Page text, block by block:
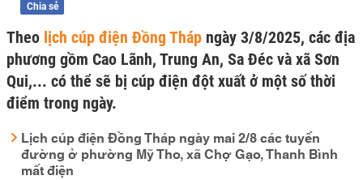
Chia sẻ
Theo lịch cúp điện Đồng Tháp ngày 3/8/2025, các địa
phương gồm Cao Lãnh, Trung An, Sa Đéc và xã Sơn
Qui,... có thể sẽ bị cúp điện đột xuất ở một số thời
điểm trong ngày.
Lịch cúp điện Đồng Tháp ngày mai 2/8 các tuyến
đường ở phường Mỹ Tho, xã Chợ Gạo, Thanh Bình
mất điện